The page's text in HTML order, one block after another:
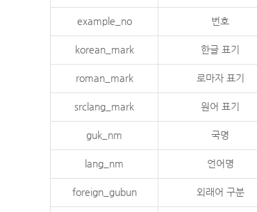
example_no 번호
korean_mark 한글 표기
roman_mark 로마자 표기
srclang_mark 원어 표기
guk_nm 국명
lang_nm 언어명
foreign_gubun 외래어 구분